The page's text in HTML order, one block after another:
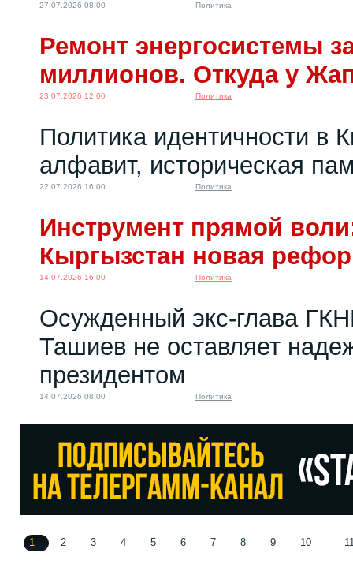
27.07.2026 08:00 Политика
Ремонт энергосистемы
миллионов. Откуда у
23.07.2026 12:00 Политика
Политика идентичности в
алфавит, историческая
22.07.2026 16:00 Политика
Инструмент прямой
Кыргызстан новая
14.07.2026 16:00 Политика
Осужденный экс-глава
Ташиев не оставляет
президентом
14.07.2026 08:00 Политика
1 2 3 4 5 6 7 8 9 10